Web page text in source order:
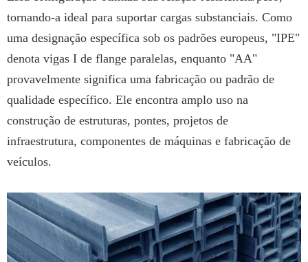
tornando-a ideal para suportar cargas substanciais. Como
uma designação específica sob os padrões europeus, "IPE"
denota vigas I de flange paralelas, enquanto "AA"
provavelmente significa uma fabricação ou padrão de
qualidade específico. Ele encontra amplo uso na
construção de estruturas, pontes, projetos de
infraestrutura, componentes de máquinas e fabricação de
veículos.